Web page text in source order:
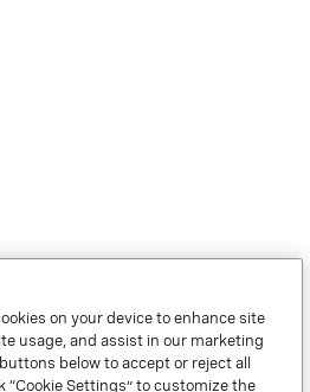
on your device to enhance site
usage, and assist in our marketing
below to accept or reject all
“Cookie Settings” to customize the